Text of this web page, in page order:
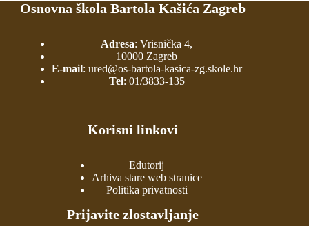
Osnovna škola Bartola Kašića Zagreb
Adresa: Vrisnička 4,
10000 Zagreb
E-mail: ured@os-bartola-kasica-zg.skole.hr
Tel: 01/3833-135
Korisni linkovi
Edutorij
Arhiva stare web stranice
Politika privatnosti
Prijavite zlostavljanje